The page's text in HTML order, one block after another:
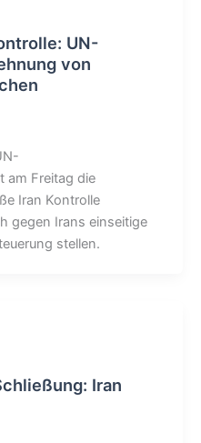
UN-
von
am Freitag die
Iran Kontrolle
gegen Irans einseitige
stellen.
Iran